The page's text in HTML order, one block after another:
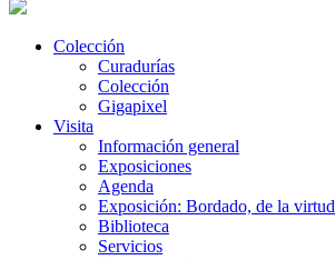
Colección
Curadurías
Colección
Gigapixel
Visita
Información general
Exposiciones
Agenda
Exposición: Bordado, de la virtud
Biblioteca
Servicios